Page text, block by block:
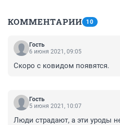
КОММЕНТАРИИ 10
Гость
6 июня 2021, 09:05
Скоро с ковидом появятся.
Гость
5 июня 2021, 10:07
Люди страдают, а эти уроды